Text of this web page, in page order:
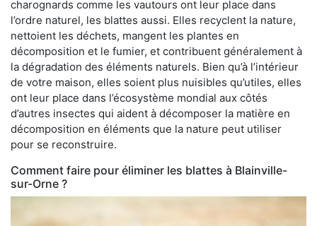
charognards comme les vautours ont leur place dans
l’ordre naturel, les blattes aussi. Elles recyclent la nature,
nettoient les déchets, mangent les plantes en
décomposition et le fumier, et contribuent généralement à
la dégradation des éléments naturels. Bien qu’à l’intérieur
de votre maison, elles soient plus nuisibles qu’utiles, elles
ont leur place dans l’écosystème mondial aux côtés
d’autres insectes qui aident à décomposer la matière en
décomposition en éléments que la nature peut utiliser
pour se reconstruire.
Comment faire pour éliminer les blattes à Blainville-
sur-Orne ?